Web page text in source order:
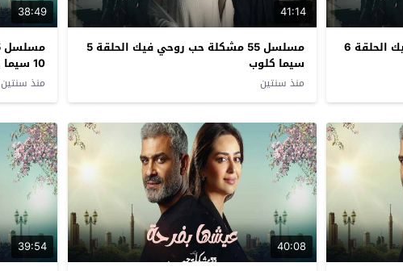
مسلسل 55 مشكلة حب روحي فيك الحلقة 6
41:14
مسلسل 55 مشكلة حب روحي فيك الحلقة 5
سيما كلوب
منذ سنتين
38:49
10 سيما كلوب
منذ سنتين
40:08
39:54